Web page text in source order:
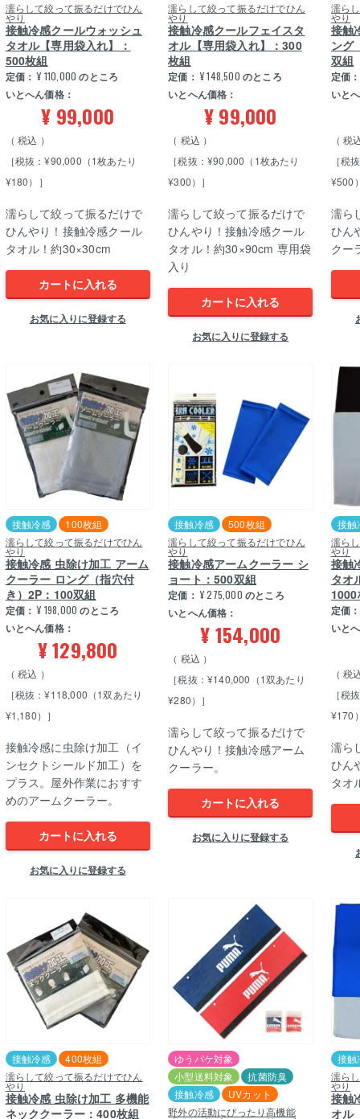
濡らして絞って振るだけでひん
やり
接触冷感クールウォッシュ
タオル【専用袋入れ】：
500枚組
定価： ¥ 110,000 のところ
いとへん価格：
¥ 99,000
税込
［税抜：¥90,000（1枚あたり
¥180）］
濡らして絞って振るだけで
ひんやり！接触冷感クール
タオル！約30×30cm
カートに入れる
お気に入りに登録する
濡らして絞って振るだけでひん
やり
接触冷感クールフェイスタ
オル【専用袋入れ】：300
枚組
定価： ¥ 148,500 のところ
いとへん価格：
¥99,000
税込
［税抜：¥90,000（1枚あたり
¥300）］
濡らして絞って振るだけで
ひんやり！接触冷感クール
タオル！約30×90cm 専用袋
入り
カートに入れる
お気に入りに登録する
濡ら
やり
接触
ング
双組
定価：
いと
税
［税
¥500
濡ら
ひん
クー
接触冷感
100枚組
濡らして絞って振るだけでひん
やり
接触冷感 虫除け加工 アーム
クーラー ロング（指穴付
き）2P：100双組
定価： ¥ 198,000 のところ
いとへん価格：
¥129,800
税込
［税抜：¥118,000（1双あたり
¥1,180）］
接触冷感に虫除け加工（イ
ンセクトシールド加工）を
プラス。屋外作業におすす
めのアームクーラー。
カートに入れる
お気に入りに登録する
接触冷感
500枚組
濡らして絞って振るだけでひん
やり
接触冷感アームクーラー シ
ョート：500双組
定価： ¥ 275,000 のところ
いとへん価格：
¥154,000
税込
［税抜：¥140,000（1双あたり
¥280）］
濡らして絞って振るだけで
ひんやり！接触冷感アーム
クーラー。
カートに入れる
お気に入りに登録する
接触
濡ら
やり
接触
タオ
定価：
いと
税
［税
¥170
濡ら
ひん
タオ
接触冷感
400枚組
濡らして絞って振るだけでひん
やり
接触冷感 虫除け加工 多機能
ネッククーラー：400枚組
ゆうパケ対象
小型送料対象
抗菌防臭
接触冷感
UVカット
野外の活動にぴったり高機能
接触
濡ら
やり
接触
オル